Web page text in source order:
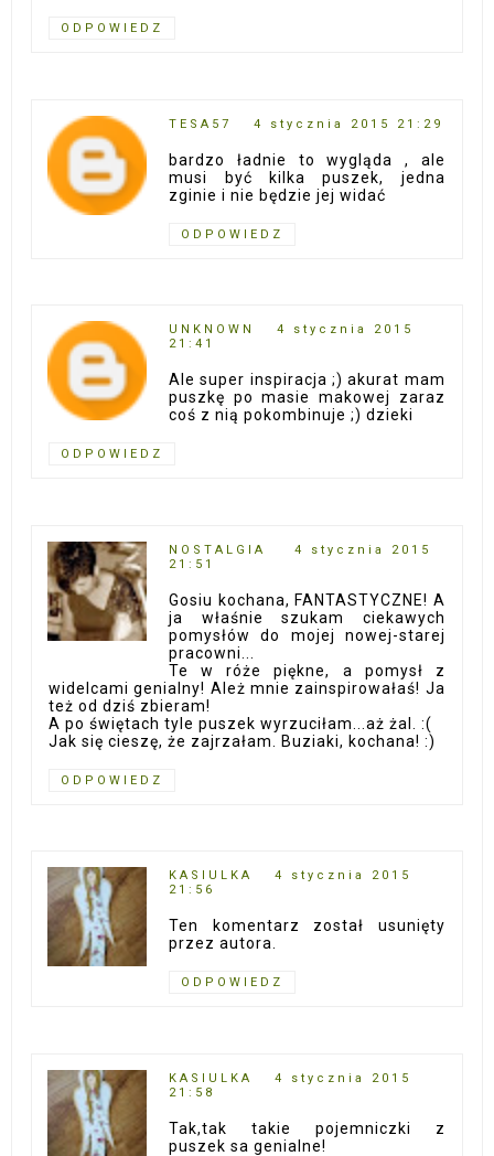
ODPOWIEDZ
TESA57 4 stycznia 2015 21:29
bardzo ładnie to wygląda , ale
musi być kilka puszek, jedna
zginie i nie będzie jej widać
ODPOWIEDZ
UNKNOWN
4 stycznia 2015
21:41
Ale super inspiracja ;) akurat mam
puszkę po masie makowej zaraz
coś z nią pokombinuje ;) dzieki
ODPOWIEDZ
NOSTALGIA
4 stycznia 2015
21:51
Gosiu kochana, FANTASTYCZNE! A
ja właśnie szukam ciekawych
pomysłów do mojej nowej-starej
pracowni...
Te w róże piękne, a pomysł z
widelcami genialny! Ależ mnie zainspirowałaś! Ja
też od dziś zbieram!
A po świętach tyle puszek wyrzuciłam...aż żal. :(
Jak się cieszę, że zajrzałam. Buziaki, kochana! :)
ODPOWIEDZ
KASIULKA
4 stycznia 2015
21:56
Ten komentarz został usunięty
przez autora.
ODPOWIEDZ
KASIULKA
4 stycznia 2015
21:58
Tak,tak takie pojemniczki z
puszek sa genialne!